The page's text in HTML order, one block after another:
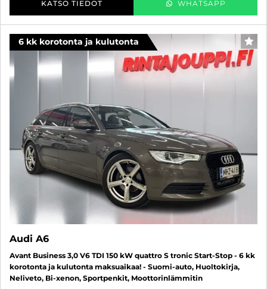
KATSO TIEDOT WHATSAPP
6 kk korotonta ja kulutonta
Audi A6
Avant Business 3,0 V6 TDI 150 kW quattro S tronic Start-Stop - 6 kk
korotonta ja kulutonta maksuaikaa! - Suomi-auto, Huoltokirja,
Neliveto, Bi-xenon, Sportpenkit, Moottorinlämmitin